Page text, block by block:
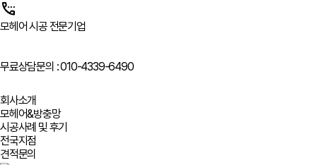
settings_phone
모헤어 시공 전문기업
무료상담문의 :010-4339-6490
회사소개
모헤어&방충망
시공사례 및 후기
전국지점
견적문의